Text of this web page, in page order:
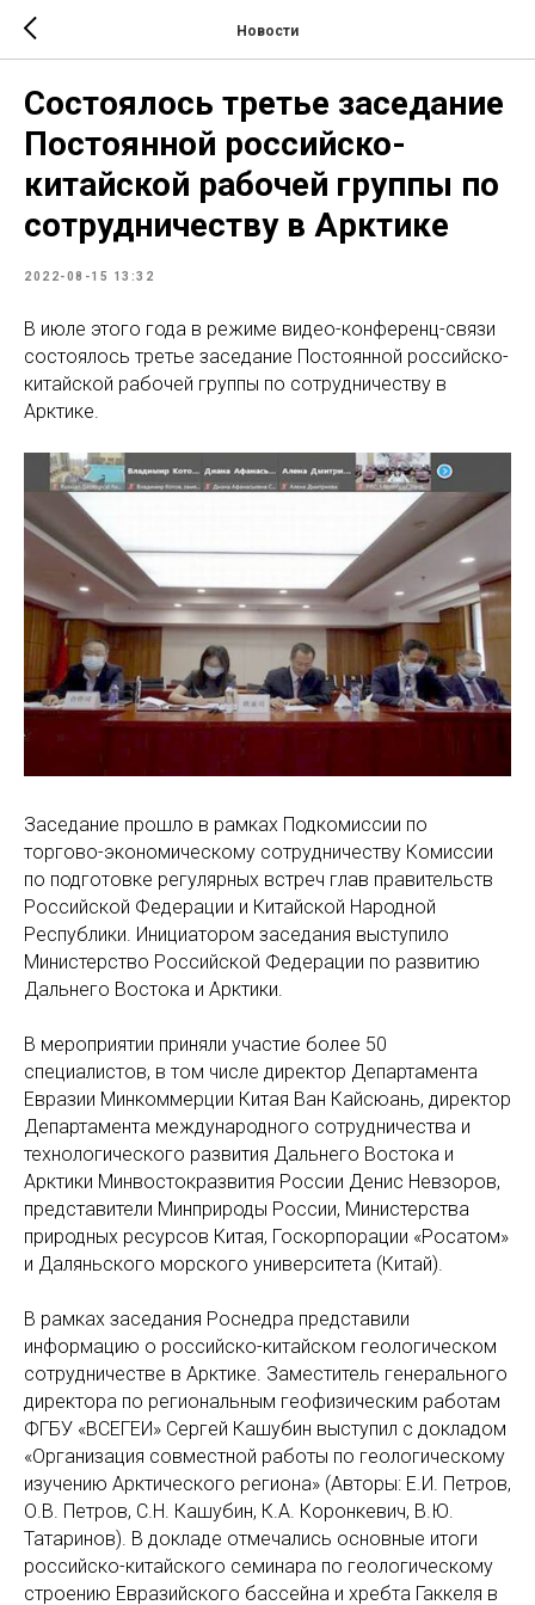
Новости
Состоялось третье заседание
Постоянной российско-
китайской рабочей группы по
сотрудничеству в Арктике
2022-08-15 13:32
В июле этого года в режиме видео-конференц-связи
состоялось третье заседание Постоянной российско-
китайской рабочей группы по сотрудничеству в
Арктике.
Заседание прошло в рамках Подкомиссии по
торгово-экономическому сотрудничеству Комиссии
по подготовке регулярных встреч глав правительств
Российской Федерации и Китайской Народной
Республики. Инициатором заседания выступило
Министерство Российской Федерации по развитию
Дальнего Востока и Арктики.
В мероприятии приняли участие более 50
специалистов, в том числе директор Департамента
Евразии Минкоммерции Китая Ван Кайсюань, директор
Департамента международного сотрудничества и
технологического развития Дальнего Востока и
Арктики Минвостокразвития России Денис Невзоров,
представители Минприроды России, Министерства
природных ресурсов Китая, Госкорпорации «Росатом»
и Даляньского морского университета (Китай).
В рамках заседания Роснедра представили
информацию о российско-китайском геологическом
сотрудничестве в Арктике. Заместитель генерального
директора по региональным геофизическим работам
ФГБУ «ВСЕГЕИ» Сергей Кашубин выступил с докладом
«Организация совместной работы по геологическому
изучению Арктического региона» (Авторы: Е.И. Петров,
О.В. Петров, С.Н. Кашубин, К.А. Коронкевич, В.Ю.
Татаринов). В докладе отмечались основные итоги
российско-китайского семинара по геологическому
строению Евразийского бассейна и хребта Гаккеля в